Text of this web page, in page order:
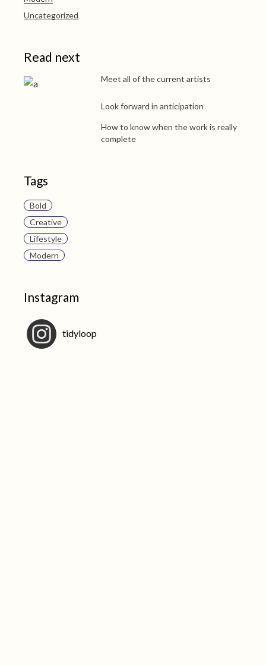
Uncategorized
Read next
Meet all of the current artists
Look forward in anticipation
How to know when the work is really
complete
Tags
Bold
Creative
Lifestyle
Modern
Instagram
tidyloop